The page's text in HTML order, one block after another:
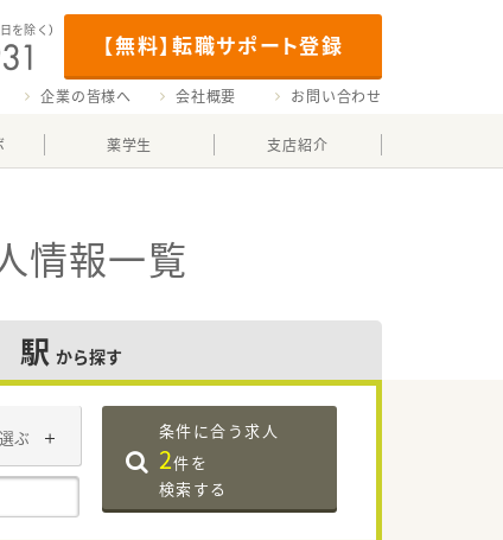
【無料】転職サポート登録
日を除く）
企業の皆様へ 会社概要 お問い合わせ
薬学生 支店紹介
情報一覧
駅 から探す
ぶ 条件に合う求人
2件を
検索する